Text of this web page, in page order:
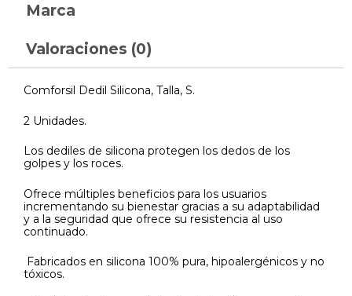
Marca
Valoraciones (0)
Comforsil Dedil Silicona, Talla, S.
2 Unidades.
Los dediles de silicona protegen los dedos de los
golpes y los roces.
Ofrece múltiples beneficios para los usuarios
incrementando su bienestar gracias a su adaptabilidad
y a la seguridad que ofrece su resistencia al uso
continuado.
Fabricados en silicona 100% pura, hipoalergénicos y no
tóxicos.